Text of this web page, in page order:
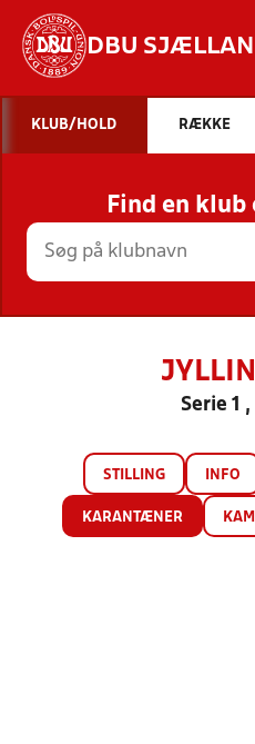
DBU
STILLINGER,
KLUB/HOLD RÆKKE
Find en
Serie 1 ,
STILLING INFO
KARANTÆNER